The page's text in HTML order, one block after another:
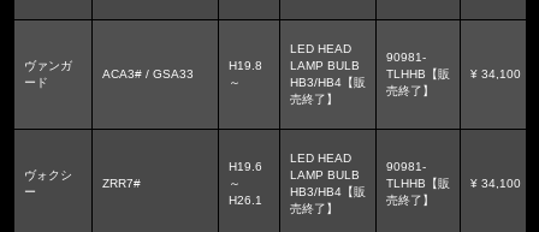
ヴァンガ
ード
ACA3# / GSA33
H19.8
～
LED HEAD
LAMP BULB
HB3/HB4【販
売終了】
90981-
TLHHB【販
売終了】
¥ 34,100
ヴォクシ
ー
ZRR7#
H19.6
～
H26.1
LED HEAD
LAMP BULB
HB3/HB4【販
売終了】
90981-
TLHHB【販
売終了】
¥ 34,100